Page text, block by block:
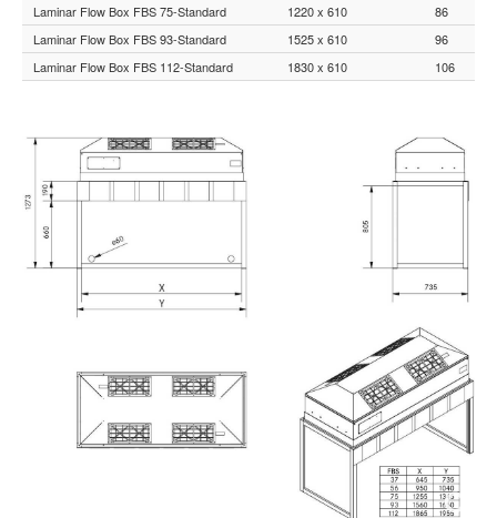
Laminar Flow Box FBS 75-Standard
1220 x 610
86
Laminar Flow Box FBS 93-Standard
1525 x 610
96
Laminar Flow Box FBS 112-Standard
1830 x 610 106